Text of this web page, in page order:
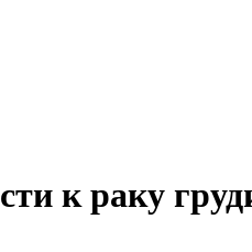
к раку